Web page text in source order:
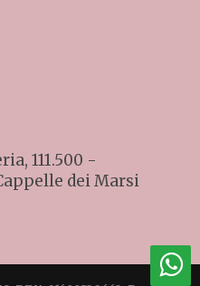
111.500 -
dei Marsi